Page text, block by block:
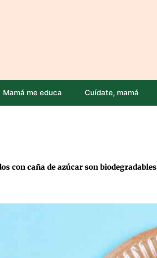
Mamá me educa Cuídate, mamá
con caña de azúcar son biodegradables